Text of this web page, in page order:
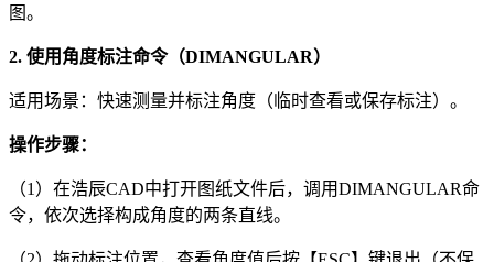
图。
2. 使用角度标注命令（DIMANGULAR）
适用场景：快速测量并标注角度（临时查看或保存标注）。
操作步骤：
（1）在浩辰CAD中打开图纸文件后，调用DIMANGULAR命
令，依次选择构成角度的两条直线。